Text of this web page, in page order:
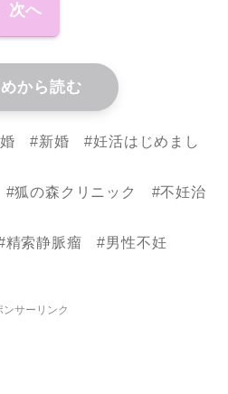
次へ
から読む
#新婚 #妊活はじめまし
狐の森クリニック #不妊治
索静脈瘤 #男性不妊
ンサーリンク